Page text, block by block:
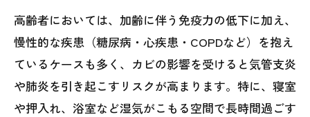
高齢者においては、加齢に伴う免疫力の低下に加え、
慢性的な疾患（糖尿病・心疾患・COPDなど）を抱え
ているケースも多く、カビの影響を受けると気管支炎
や肺炎を引き起こすリスクが高まります。特に、寝室
や押入れ、浴室など湿気がこもる空間で長時間過ごす